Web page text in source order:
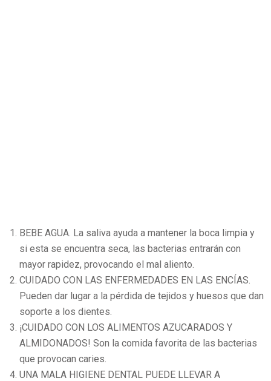
BEBE AGUA. La saliva ayuda a mantener la boca limpia y
si esta se encuentra seca, las bacterias entrarán con
mayor rapidez, provocando el mal aliento.
CUIDADO CON LAS ENFERMEDADES EN LAS ENCÍAS.
Pueden dar lugar a la pérdida de tejidos y huesos que dan
soporte a los dientes.
¡CUIDADO CON LOS ALIMENTOS AZUCARADOS Y
ALMIDONADOS! Son la comida favorita de las bacterias
que provocan caries.
UNA MALA HIGIENE DENTAL PUEDE LLEVAR A